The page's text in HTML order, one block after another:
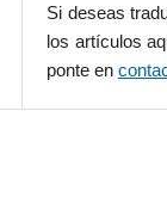
Si deseas
los artículos
ponte en